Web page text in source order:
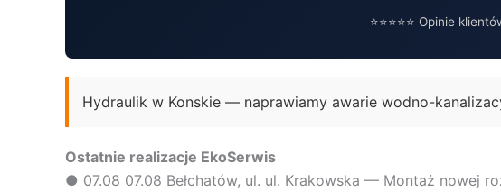
⭐⭐⭐⭐⭐ Opinie
Hydraulik w Konskie — naprawiamy awarie wodno-
Ostatnie realizacje EkoSerwis
● 07.08 07.08 Bełchatów, ul. ul. Krakowska — Montaż nowej